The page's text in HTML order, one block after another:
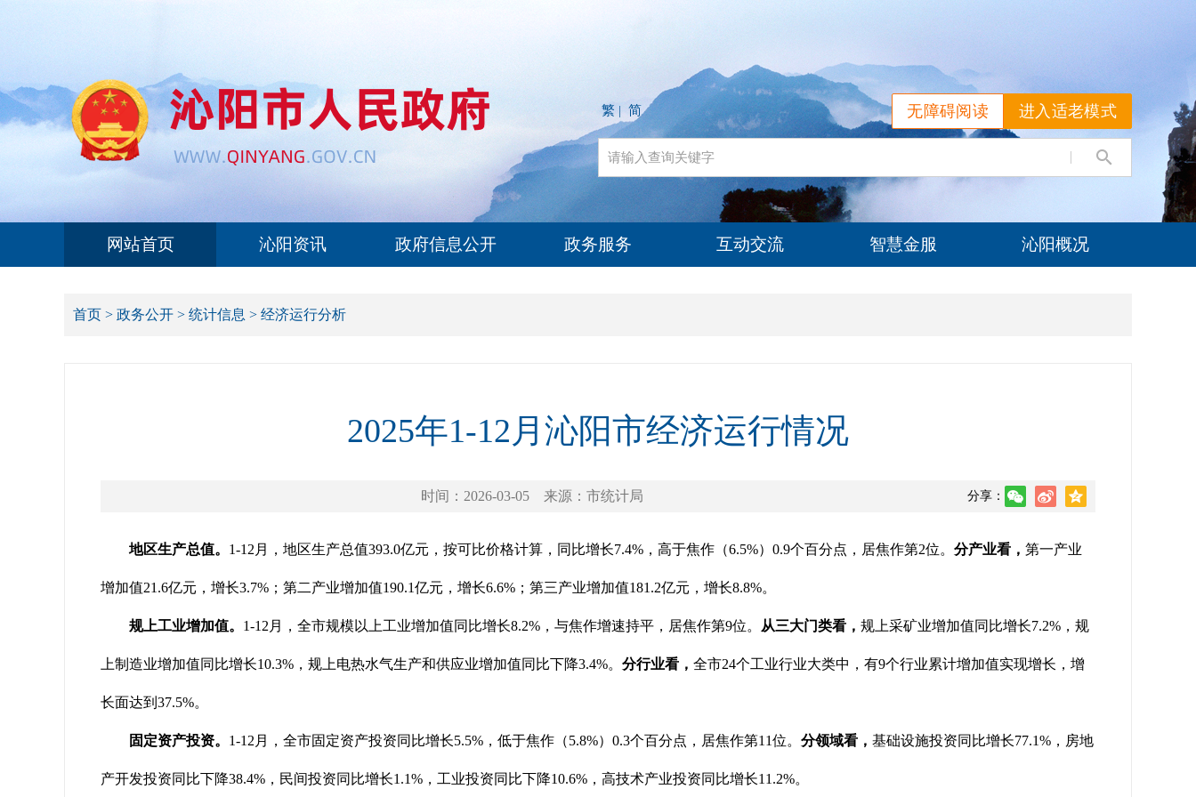
进入适老模式
无障碍阅读
繁 | 简
网站首页 沁阳资讯 政府信息公开 政务服务 互动交流 智慧金服 沁阳概况
首页 > 政务公开 > 统计信息 > 经济运行分析
2025年1-12月沁阳市经济运行情况
时间：2026-03-05 来源：市统计局 分享：
地区生产总值。 1-12月，地区生产总值393.0亿元，按可比价格计算，同比增长7.4%，高于焦作（6.5%）0.9个百分点，居焦作第2位。 分产业看， 第一产业
增加值21.6亿元，增长3.7%；第二产业增加值190.1亿元，增长6.6%；第三产业增加值181.2亿元，增长8.8%。
规上工业增加值。 1-12月，全市规模以上工业增加值同比增长8.2%，与焦作增速持平，居焦作第9位。 从三大门类看， 规上采矿业增加值同比增长7.2%，规
上制造业增加值同比增长10.3%，规上电热水气生产和供应业增加值同比下降3.4%。 分行业看， 全市24个工业行业大类中，有9个行业累计增加值实现增长，增
长面达到37.5%。
固定资产投资。 1-12月，全市固定资产投资同比增长5.5%，低于焦作（5.8%）0.3个百分点，居焦作第11位。 分领域看， 基础设施投资同比增长77.1%，房地
产开发投资同比下降38.4%，民间投资同比增长1.1%，工业投资同比下降10.6%，高技术产业投资同比增长11.2%。